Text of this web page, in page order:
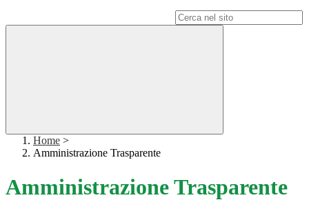
Home >
Amministrazione Trasparente
Amministrazione Trasparente